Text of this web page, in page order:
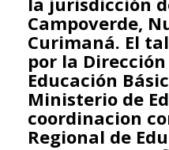
Campoverde,
Curimaná. El
por la
Educación
Ministerio de
coordinacion
Regional de